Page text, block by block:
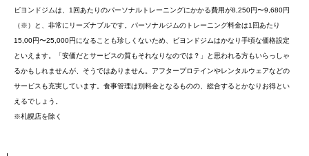
ビヨンドジムは、1回あたりのパーソナルトレーニングにかかる費用が8,250円〜9,680円
（※）と、非常にリーズナブルです。パーソナルジムのトレーニング料金は1回あたり
15,00円〜25,000円になることも珍しくないため、ビヨンドジムはかなり手頃な価格設定
といえます。「安価だとサービスの質もそれなりなのでは？」と思われる方もいらっしゃ
るかもしれませんが、そうではありません。アフタープロテインやレンタルウェアなどの
サービスも充実しています。食事管理は別料金となるものの、総合するとかなりお得とい
えるでしょう。
※札幌店を除く